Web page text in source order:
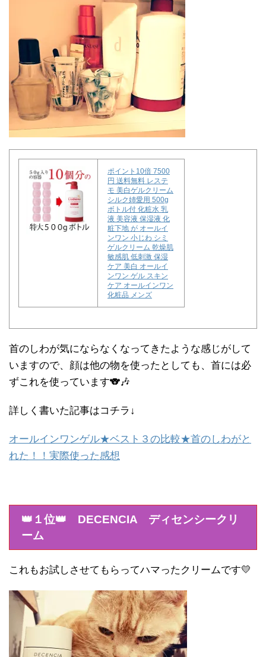
ポイント10倍 7500
円 送料無料 レステ
モ 美白ゲルクリーム
シルク姉愛用 500g
ボトル付 化粧水 乳
液 美容液 保湿液 化
粧下地 が オールイ
ンワン 小じわ シミ
ゲルクリーム 乾燥肌
敏感肌 低刺激 保湿
ケア 美白 オールイ
ンワン ゲル スキン
ケア オールインワン
化粧品 メンズ
首のしわが気にならなくなってきたような感じがして
いますので、顔は他の物を使ったとしても、首には必
ずこれを使っています🐨🎶
詳しく書いた記事はコチラ↓
オールインワンゲル★ベスト３の比較★首のしわがと
れた！！実際使った感想
👑１位👑 DECENCIA ディセンシークリ
ーム
これもお試しさせてもらってハマったクリームです💛